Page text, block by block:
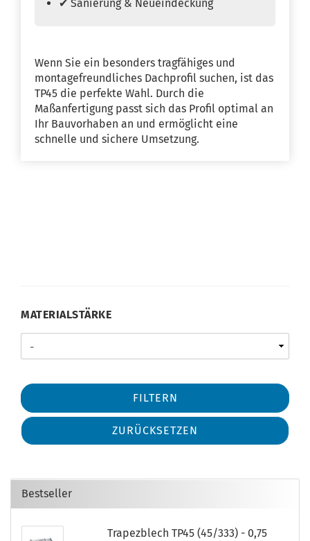
✔ Sanierung & Neueindeckung
Wenn Sie ein besonders tragfähiges und
montagefreundliches Dachprofil suchen, ist das
TP45 die perfekte Wahl. Durch die
Maßanfertigung passt sich das Profil optimal an
Ihr Bauvorhaben an und ermöglicht eine
schnelle und sichere Umsetzung.
MATERIALSTÄRKE
FILTERN
ZURÜCKSETZEN
Bestseller
Trapezblech TP45 (45/333) - 0,75